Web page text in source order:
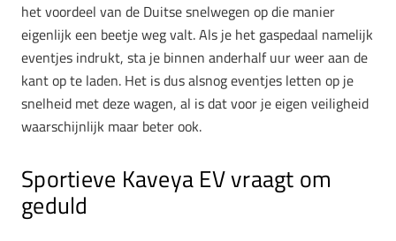
het voordeel van de Duitse snelwegen op die manier
eigenlijk een beetje weg valt. Als je het gaspedaal namelijk
eventjes indrukt, sta je binnen anderhalf uur weer aan de
kant op te laden. Het is dus alsnog eventjes letten op je
snelheid met deze wagen, al is dat voor je eigen veiligheid
waarschijnlijk maar beter ook.
Sportieve Kaveya EV vraagt om
geduld